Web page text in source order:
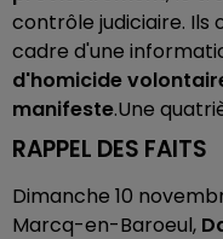
contrôle judiciaire. Ils
cadre d'une
d'homicide
manifeste.Une
RAPPEL DES FAITS
Dimanche 10
Marcq-en-Baroeul,